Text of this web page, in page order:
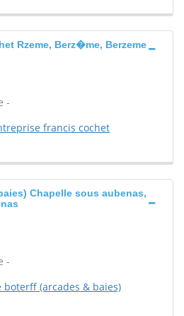
Rzeme, Berz�me, Berzeme
-
francis cochet
Chapelle sous aubenas,
-
boterff (arcades & baies)